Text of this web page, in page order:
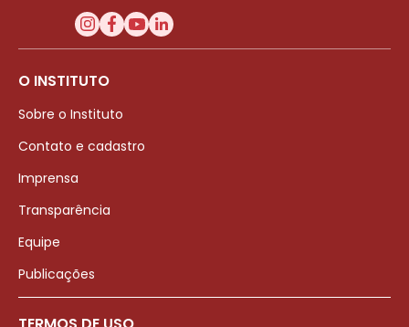
O INSTITUTO
Sobre o Instituto
Contato e cadastro
Imprensa
Transparência
Equipe
Publicações